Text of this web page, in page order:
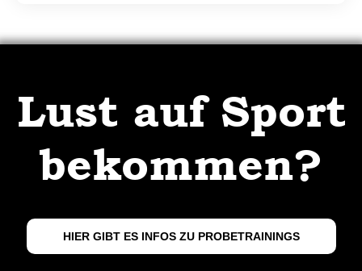
Lust auf Sport
bekommen?
HIER GIBT ES INFOS ZU PROBETRAININGS